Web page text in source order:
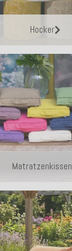
Hocker
Matratzenkissen